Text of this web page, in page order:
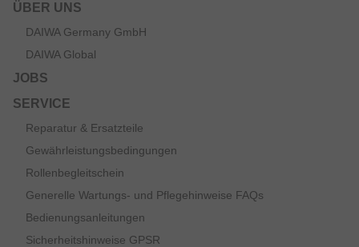
ÜBER UNS
DAIWA Germany GmbH
DAIWA Global
JOBS
SERVICE
Reparatur & Ersatzteile
Gewährleistungsbedingungen
Rollenbegleitschein
Generelle Wartungs- und Pflegehinweise FAQs
Bedienungsanleitungen
Sicherheitshinweise GPSR